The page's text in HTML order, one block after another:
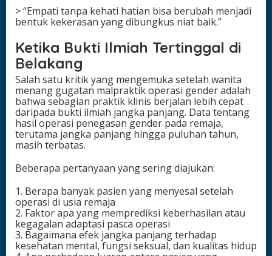
> “Empati tanpa kehati hatian bisa berubah menjadi
bentuk kekerasan yang dibungkus niat baik.”
Ketika Bukti Ilmiah Tertinggal di
Belakang
Salah satu kritik yang mengemuka setelah wanita
menang gugatan malpraktik operasi gender adalah
bahwa sebagian praktik klinis berjalan lebih cepat
daripada bukti ilmiah jangka panjang. Data tentang
hasil operasi penegasan gender pada remaja,
terutama jangka panjang hingga puluhan tahun,
masih terbatas.
Beberapa pertanyaan yang sering diajukan:
1. Berapa banyak pasien yang menyesal setelah
operasi di usia remaja
2. Faktor apa yang memprediksi keberhasilan atau
kegagalan adaptasi pasca operasi
3. Bagaimana efek jangka panjang terhadap
kesehatan mental, fungsi seksual, dan kualitas hidup